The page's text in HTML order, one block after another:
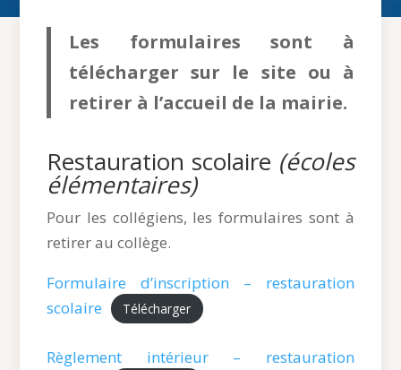
Les formulaires sont à
télécharger sur le site ou à
retirer à l’accueil de la mairie.
Restauration scolaire (écoles
élémentaires)
Pour les collégiens, les formulaires sont à
retirer au collège.
Formulaire d’inscription – restauration
scolaire
Télécharger
Règlement intérieur – restauration